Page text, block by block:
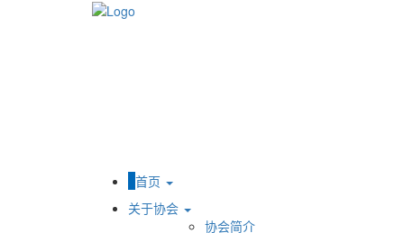
首页
关于协会
协会简介